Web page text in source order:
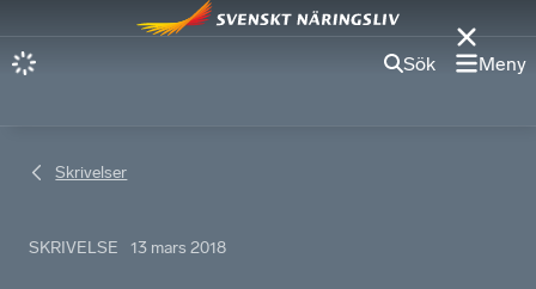
Sök Meny
Skrivelser
SKRIVELSE 13 mars 2018